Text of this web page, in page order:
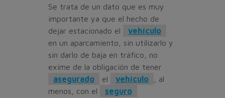
Se trata de un dato que es muy
importante ya que el hecho de
dejar estacionado el
vehículo
en un aparcamiento, sin utilizarlo y
sin darlo de baja en tráfico, no
exime de la obligación de tener
asegurado
el vehículo
, al
menos, con el
seguro